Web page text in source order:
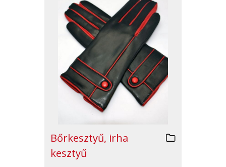
Bőrkesztyű, irha
kesztyű